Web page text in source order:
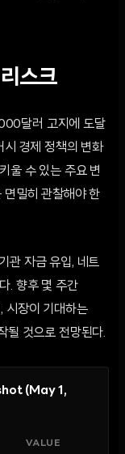
스크
달러 고지에 도달
시 경제 정책의 변화
울 수 있는 주요 변
면밀히 관찰해야 한
관 자금 유입, 네트
. 향후 몇 주간
시장이 기대하는
될 것으로 전망된다.
(May 1,
VALUE